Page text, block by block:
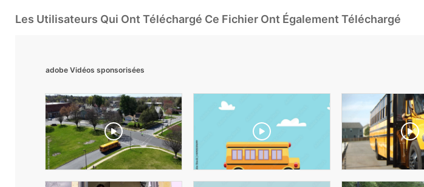
Les Utilisateurs Qui Ont Téléchargé Ce Fichier Ont Également Téléchargé
adobe Vidéos sponsorisées